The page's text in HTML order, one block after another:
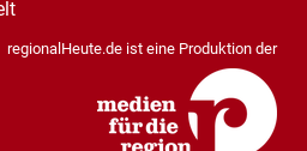
regionalHeute.de ist eine Produktion der